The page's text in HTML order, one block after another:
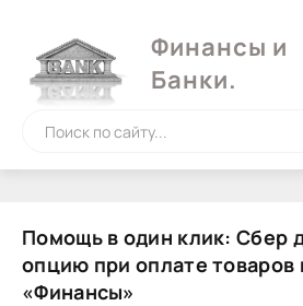
Финансы и
Банки.
Помощь в один клик: Сбер
опцию при оплате товаров
«Финансы»